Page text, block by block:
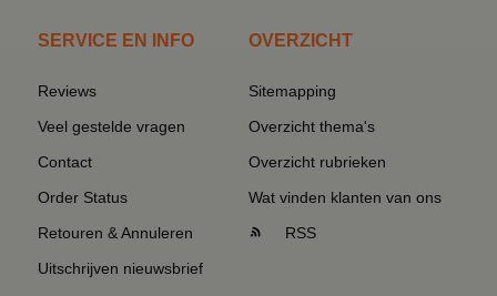
SERVICE EN INFO
Reviews
Veel gestelde vragen
Contact
Order Status
Retouren & Annuleren
Uitschrijven nieuwsbrief
OVERZICHT
Sitemapping
Overzicht thema's
Overzicht rubrieken
Wat vinden klanten van ons
RSS